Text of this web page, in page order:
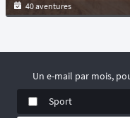
40 aventures
Un e-mail par mois,
Sport